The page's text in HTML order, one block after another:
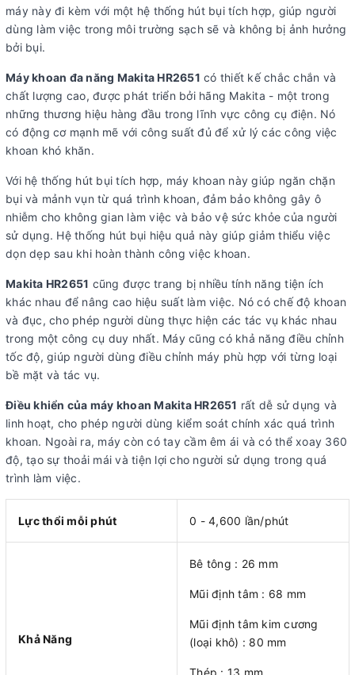
máy này đi kèm với một hệ thống hút bụi tích hợp, giúp người
dùng làm việc trong môi trường sạch sẽ và không bị ảnh hưởng
bởi bụi.
Máy khoan đa năng Makita HR2651 có thiết kế chắc chắn và
chất lượng cao, được phát triển bởi hãng Makita - một trong
những thương hiệu hàng đầu trong lĩnh vực công cụ điện. Nó
có động cơ mạnh mẽ với công suất đủ để xử lý các công việc
khoan khó khăn.
Với hệ thống hút bụi tích hợp, máy khoan này giúp ngăn chặn
bụi và mảnh vụn từ quá trình khoan, đảm bảo không gây ô
nhiễm cho không gian làm việc và bảo vệ sức khỏe của người
sử dụng. Hệ thống hút bụi hiệu quả này giúp giảm thiểu việc
dọn dẹp sau khi hoàn thành công việc khoan.
Makita HR2651 cũng được trang bị nhiều tính năng tiện ích
khác nhau để nâng cao hiệu suất làm việc. Nó có chế độ khoan
và đục, cho phép người dùng thực hiện các tác vụ khác nhau
trong một công cụ duy nhất. Máy cũng có khả năng điều chỉnh
tốc độ, giúp người dùng điều chỉnh máy phù hợp với từng loại
bề mặt và tác vụ.
Điều khiển của máy khoan Makita HR2651 rất dễ sử dụng và
linh hoạt, cho phép người dùng kiểm soát chính xác quá trình
khoan. Ngoài ra, máy còn có tay cầm êm ái và có thể xoay 360
độ, tạo sự thoải mái và tiện lợi cho người sử dụng trong quá
trình làm việc.
Lực thổi mỗi phút 0 - 4,600 lần/phút
Khả Năng
Bê tông : 26 mm
Mũi định tâm : 68 mm
Mũi định tâm kim cương
(loại khô) : 80 mm
Thép : 13 mm